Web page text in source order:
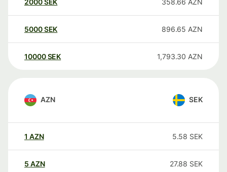
2000SEK 358.66 AZN
5000SEK 896.65 AZN
10000 SEK 1,793.30 AZN
AZN SEK
1 AZN 5.58 SEK
5 AZN 27.88 SEK